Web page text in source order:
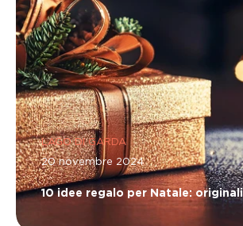
LAGO DI GARDA
20 novembre 2024
10 idee regalo per Natale: